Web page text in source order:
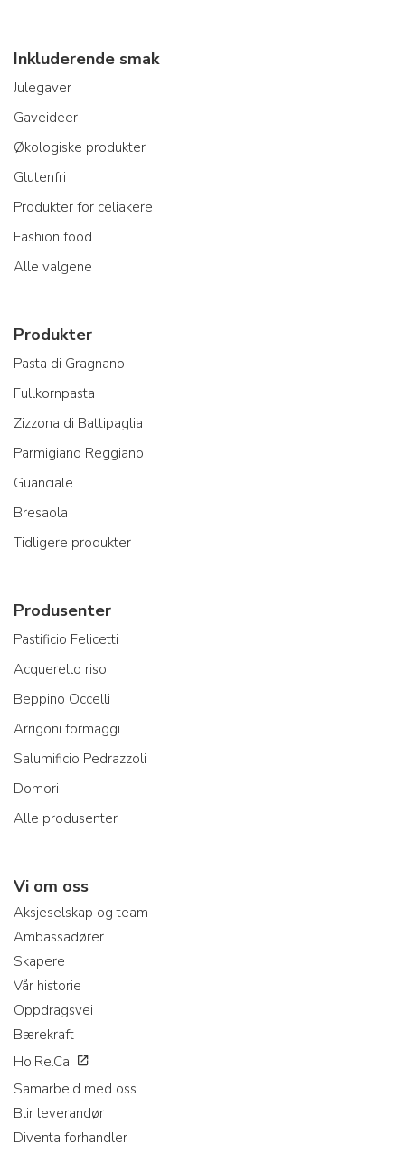
Inkluderende smak
Julegaver
Gaveideer
Økologiske produkter
Glutenfri
Produkter for celiakere
Fashion food
Alle valgene
Produkter
Pasta di Gragnano
Fullkornpasta
Zizzona di Battipaglia
Parmigiano Reggiano
Guanciale
Bresaola
Tidligere produkter
Produsenter
Pastificio Felicetti
Acquerello riso
Beppino Occelli
Arrigoni formaggi
Salumificio Pedrazzoli
Domori
Alle produsenter
Vi om oss
Aksjeselskap og team
Ambassadører
Skapere
Vår historie
Oppdragsvei
Bærekraft
Ho.Re.Ca.
Samarbeid med oss
Blir leverandør
Diventa forhandler